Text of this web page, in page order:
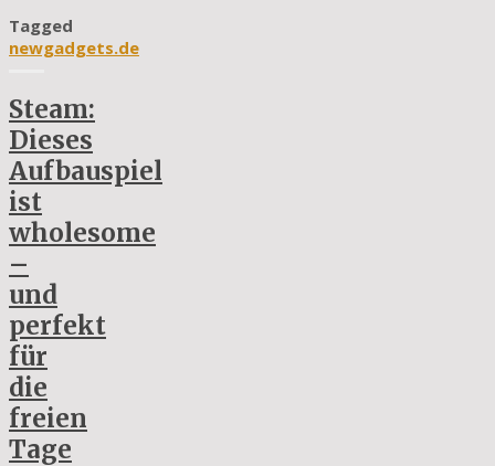
Tagged
newgadgets.de
Steam:
Dieses
Aufbauspiel
ist
wholesome
–
und
perfekt
für
die
freien
Tage